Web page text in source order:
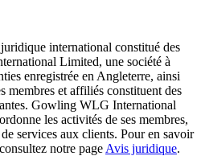
international constitué des
Limited, une société à
enregistrée en Angleterre, ainsi
membres et affiliés constituent des
Gowling WLG International
les activités de ses membres,
services aux clients. Pour en savoir
notre page Avis juridique.